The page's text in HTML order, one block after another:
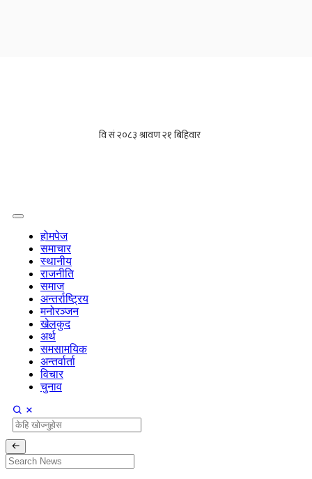
होमपेज
समाचार
स्थानीय
राजनीति
समाज
अन्तर्राष्ट्रिय
मनोरञ्जन
खेलकुद
अर्थ
समसामयिक
अन्तर्वार्ता
विचार
चुनाव